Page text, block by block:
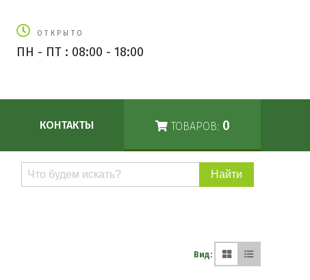
ОТКРЫТО
ПН - ПТ : 08:00 - 18:00
КОНТАКТЫ ТОВАРОВ: 0
Поиск
каталогу
Вид: